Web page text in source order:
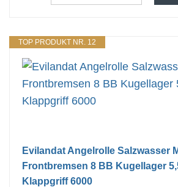
TOP PRODUKT NR. 12
Evilandat Angelrolle Salzwasser
Frontbremsen 8 BB Kugellager
Klappgriff 6000